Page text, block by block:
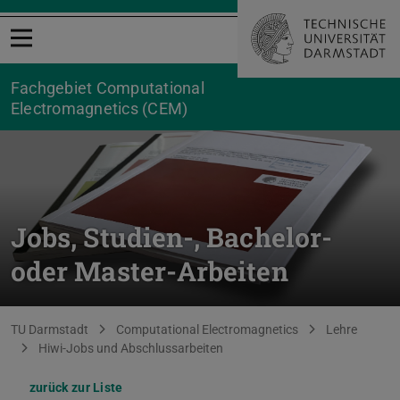
Menü öffnen
Fachgebiet Computational
Electromagnetics (CEM)
Jobs, Studien-, Bachelor-
oder Master-Arbeiten
Sie befinden sich hier:
TU Darmstadt Computational Electromagnetics
Lehre
Hiwi-Jobs und Abschlussarbeiten
zurück zur Liste